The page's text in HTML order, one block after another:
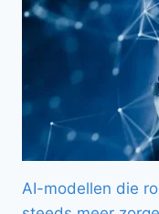
AI-modellen die